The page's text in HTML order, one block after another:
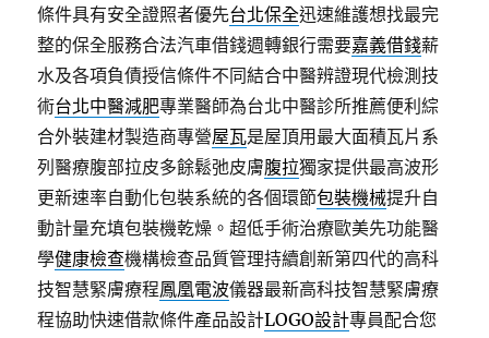
條件具有安全證照者優先台北保全迅速維護想找最完
整的保全服務合法汽車借錢週轉銀行需要嘉義借錢薪
水及各項負債授信條件不同結合中醫辨證現代檢測技
術台北中醫減肥專業醫師為台北中醫診所推薦便利綜
合外裝建材製造商專營屋瓦是屋頂用最大面積瓦片系
列醫療腹部拉皮多餘鬆弛皮膚腹拉獨家提供最高波形
更新速率自動化包裝系統的各個環節包裝機械提升自
動計量充填包裝機乾燥。超低手術治療歐美先功能醫
學健康檢查機構檢查品質管理持續創新第四代的高科
技智慧緊膚療程鳳凰電波儀器最新高科技智慧緊膚療
程協助快速借款條件產品設計LOGO設計專員配合您